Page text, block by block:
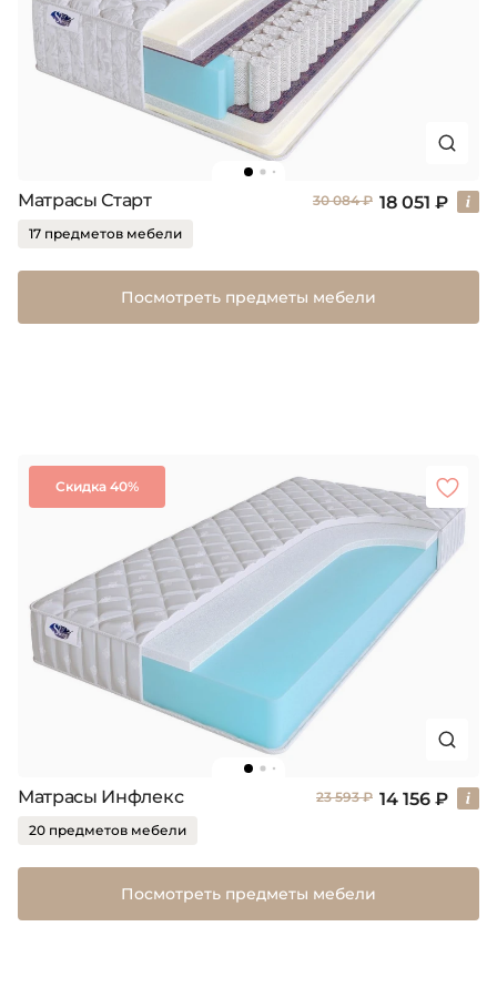
Матрасы Старт 30 084 ₽ 18 051 ₽
17 предметов мебели
Посмотреть предметы мебели
Скидка 40%
Матрасы Инфлекс 23 593 ₽ 14 156 ₽
20 предметов мебели
Посмотреть предметы мебели